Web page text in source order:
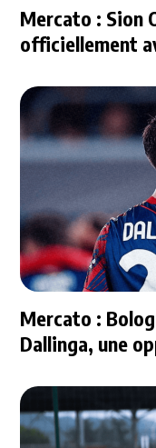
Mercato : Sion
officiellement
Mercato :
Dallinga, une